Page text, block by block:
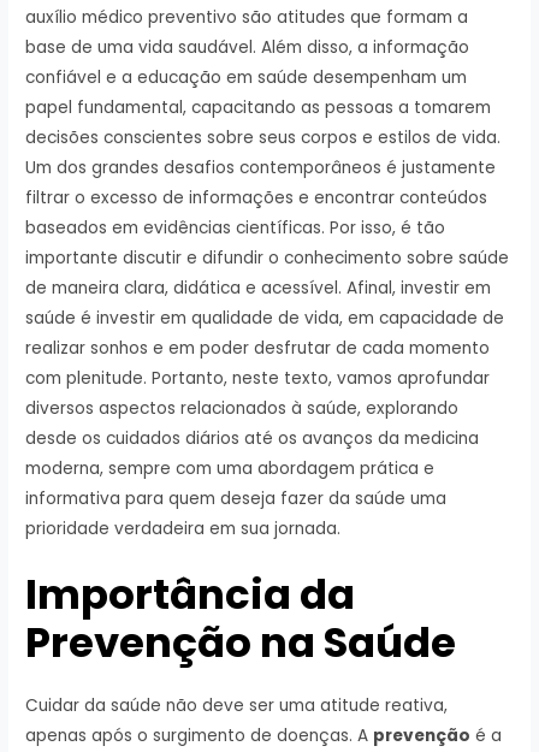
auxílio médico preventivo são atitudes que formam a
base de uma vida saudável. Além disso, a informação
confiável e a educação em saúde desempenham um
papel fundamental, capacitando as pessoas a tomarem
decisões conscientes sobre seus corpos e estilos de vida.
Um dos grandes desafios contemporâneos é justamente
filtrar o excesso de informações e encontrar conteúdos
baseados em evidências científicas. Por isso, é tão
importante discutir e difundir o conhecimento sobre saúde
de maneira clara, didática e acessível. Afinal, investir em
saúde é investir em qualidade de vida, em capacidade de
realizar sonhos e em poder desfrutar de cada momento
com plenitude. Portanto, neste texto, vamos aprofundar
diversos aspectos relacionados à saúde, explorando
desde os cuidados diários até os avanços da medicina
moderna, sempre com uma abordagem prática e
informativa para quem deseja fazer da saúde uma
prioridade verdadeira em sua jornada.
Importância da
Prevenção na Saúde
Cuidar da saúde não deve ser uma atitude reativa,
apenas após o surgimento de doenças. A prevenção é a